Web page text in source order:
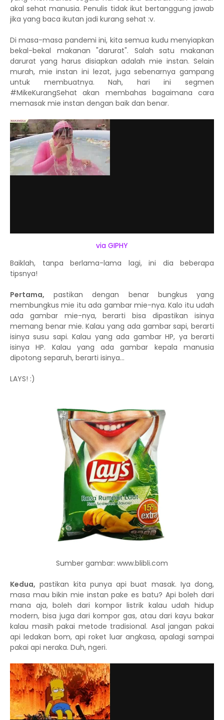
akal sehat manusia. Penulis tidak ikut bertanggung jawab
jika yang baca ikutan jadi kurang sehat :v.
Di masa-masa pandemi ini, kita semua kudu menyiapkan
bekal-bekal makanan "darurat". Salah satu makanan
darurat yang harus disiapkan adalah mie instan. Selain
murah, mie instan ini lezat, juga sebenarnya gampang
untuk membuatnya. Nah, hari ini segmen
#MikeKurangSehat akan membahas bagaimana cara
memasak mie instan dengan baik dan benar.
via GIPHY
Baiklah, tanpa berlama-lama lagi, ini dia beberapa
tipsnya!
Pertama, pastikan dengan benar bungkus yang
membungkus mie itu ada gambar mie-nya. Kalo itu udah
ada gambar mie-nya, berarti bisa dipastikan isinya
memang benar mie. Kalau yang ada gambar sapi, berarti
isinya susu sapi. Kalau yang ada gambar HP, ya berarti
isinya HP. Kalau yang ada gambar kepala manusia
dipotong separuh, berarti isinya...
LAYS! :)
Sumber gambar: www.blibli.com
Kedua, pastikan kita punya api buat masak. Iya dong,
masa mau bikin mie instan pake es batu? Api boleh dari
mana aja, boleh dari kompor listrik kalau udah hidup
modern, bisa juga dari kompor gas, atau dari kayu bakar
kalau masih pakai metode tradisional. Asal jangan pakai
api ledakan bom, api roket luar angkasa, apalagi sampai
pakai api neraka. Duh, ngeri.